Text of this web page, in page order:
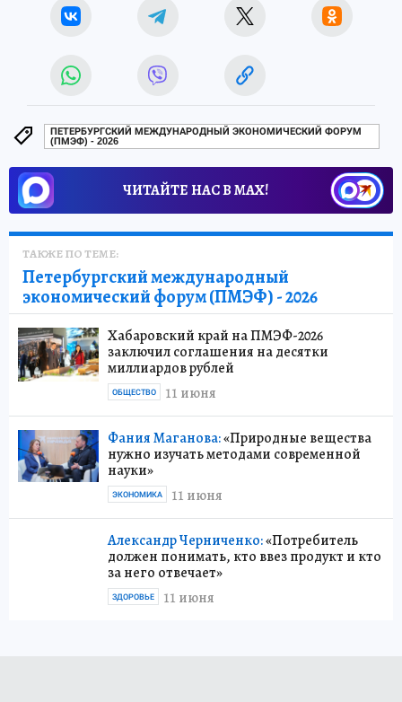
ПЕТЕРБУРГСКИЙ МЕЖДУНАРОДНЫЙ ЭКОНОМИЧЕСКИЙ ФОРУМ
(ПМЭФ) - 2026
ЧИТАЙТЕ НАС В МАХ!
ТАКЖЕ ПО ТЕМЕ:
Петербургский международный
экономический форум (ПМЭФ) - 2026
Хабаровский край на ПМЭФ-2026
заключил соглашения на десятки
миллиардов рублей
11 июня
ОБЩЕСТВО
Фания Маганова:«Природные вещества
нужно изучать методами современной
науки»
11 июня
ЭКОНОМИКА
Александр Черниченко:«Потребитель
должен понимать, кто ввез продукт и кто
за него отвечает»
11 июня
ЗДОРОВЬЕ